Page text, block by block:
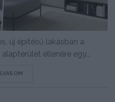
új építésű lakásban a
ellenére egy...